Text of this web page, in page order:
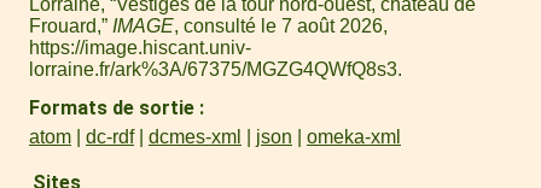
Lorraine, “Vestiges de la tour nord-ouest, château de
Frouard,” IMAGE, consulté le 7 août 2026,
https://image.hiscant.univ-
lorraine.fr/ark%3A/67375/MGZG4QWfQ8s3.
Formats de sortie
atom dc-rdf dcmes-xml json omeka-xml
Sites